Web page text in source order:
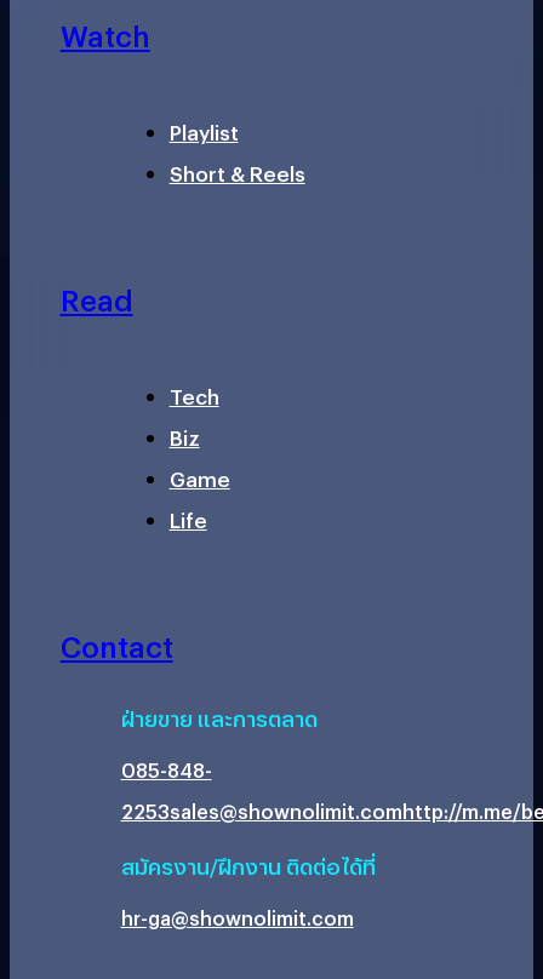
Watch
Playlist
Short & Reels
Read
Tech
Biz
Game
Life
Contact
ฝ่ายขาย และการตลาด
085-848-
2253sales@shownolimit.comhttp://m.me/
สมัครงาน/ฝึกงาน ติดต่อได้ที่
hr-ga@shownolimit.com